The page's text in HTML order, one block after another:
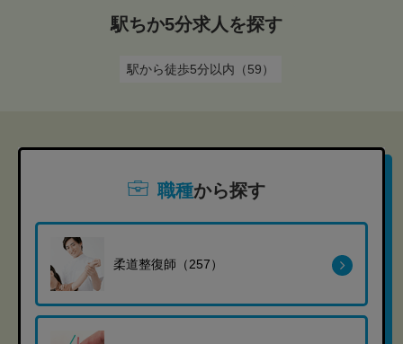
駅ちか5分求人を探す
駅から徒歩5分以内（59）
職種から探す
柔道整復師（257）